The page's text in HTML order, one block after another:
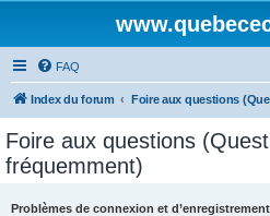
FAQ
Index du forum Foire aux questions
Foire aux questions
fréquemment)
Problèmes de connexion et d’enregistrement